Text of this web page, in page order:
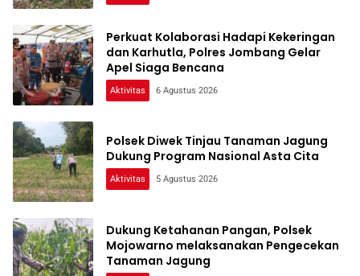
Perkuat Kolaborasi Hadapi Kekeringan
dan Karhutla, Polres Jombang Gelar
Apel Siaga Bencana
Aktivitas 6 Agustus 2026
Polsek Diwek Tinjau Tanaman Jagung
Dukung Program Nasional Asta Cita
Aktivitas 5 Agustus 2026
Dukung Ketahanan Pangan, Polsek
Mojowarno melaksanakan Pengecekan
Tanaman Jagung